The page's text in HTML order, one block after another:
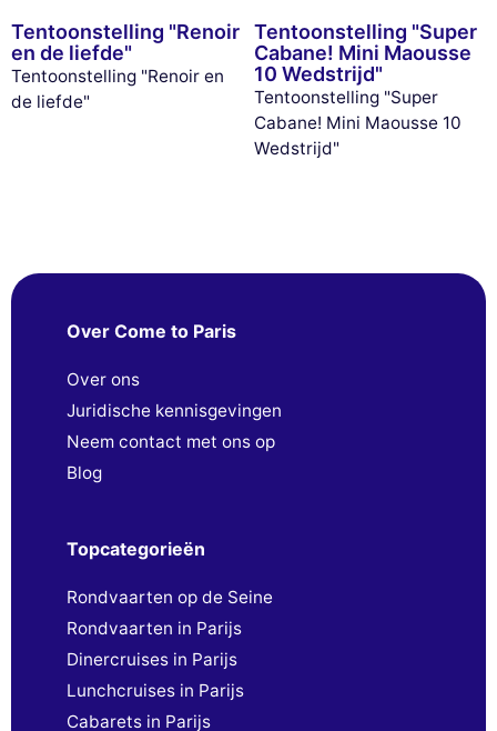
Tentoonstelling "Renoir
en de liefde"
Tentoonstelling "Renoir en
de liefde"
Tentoonstelling "Super
Cabane! Mini Maousse
10 Wedstrijd"
Tentoonstelling "Super
Cabane! Mini Maousse 10
Wedstrijd"
Over Come to Paris
Over ons
Juridische kennisgevingen
Neem contact met ons op
Blog
Topcategorieën
Rondvaarten op de Seine
Rondvaarten in Parijs
Dinercruises in Parijs
Lunchcruises in Parijs
Cabarets in Parijs